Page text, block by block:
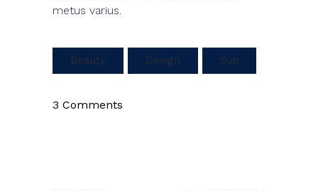
metus varius.
Beauty Design Sun
3 Comments